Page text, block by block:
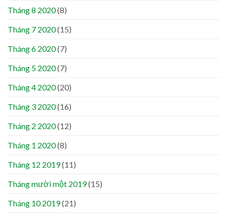
Tháng 8 2020(8)
Tháng 7 2020(15)
Tháng 6 2020(7)
Tháng 5 2020(7)
Tháng 4 2020(20)
Tháng 3 2020(16)
Tháng 2 2020(12)
Tháng 1 2020(8)
Tháng 12 2019(11)
Tháng mười một 2019(15)
Tháng 10 2019(21)